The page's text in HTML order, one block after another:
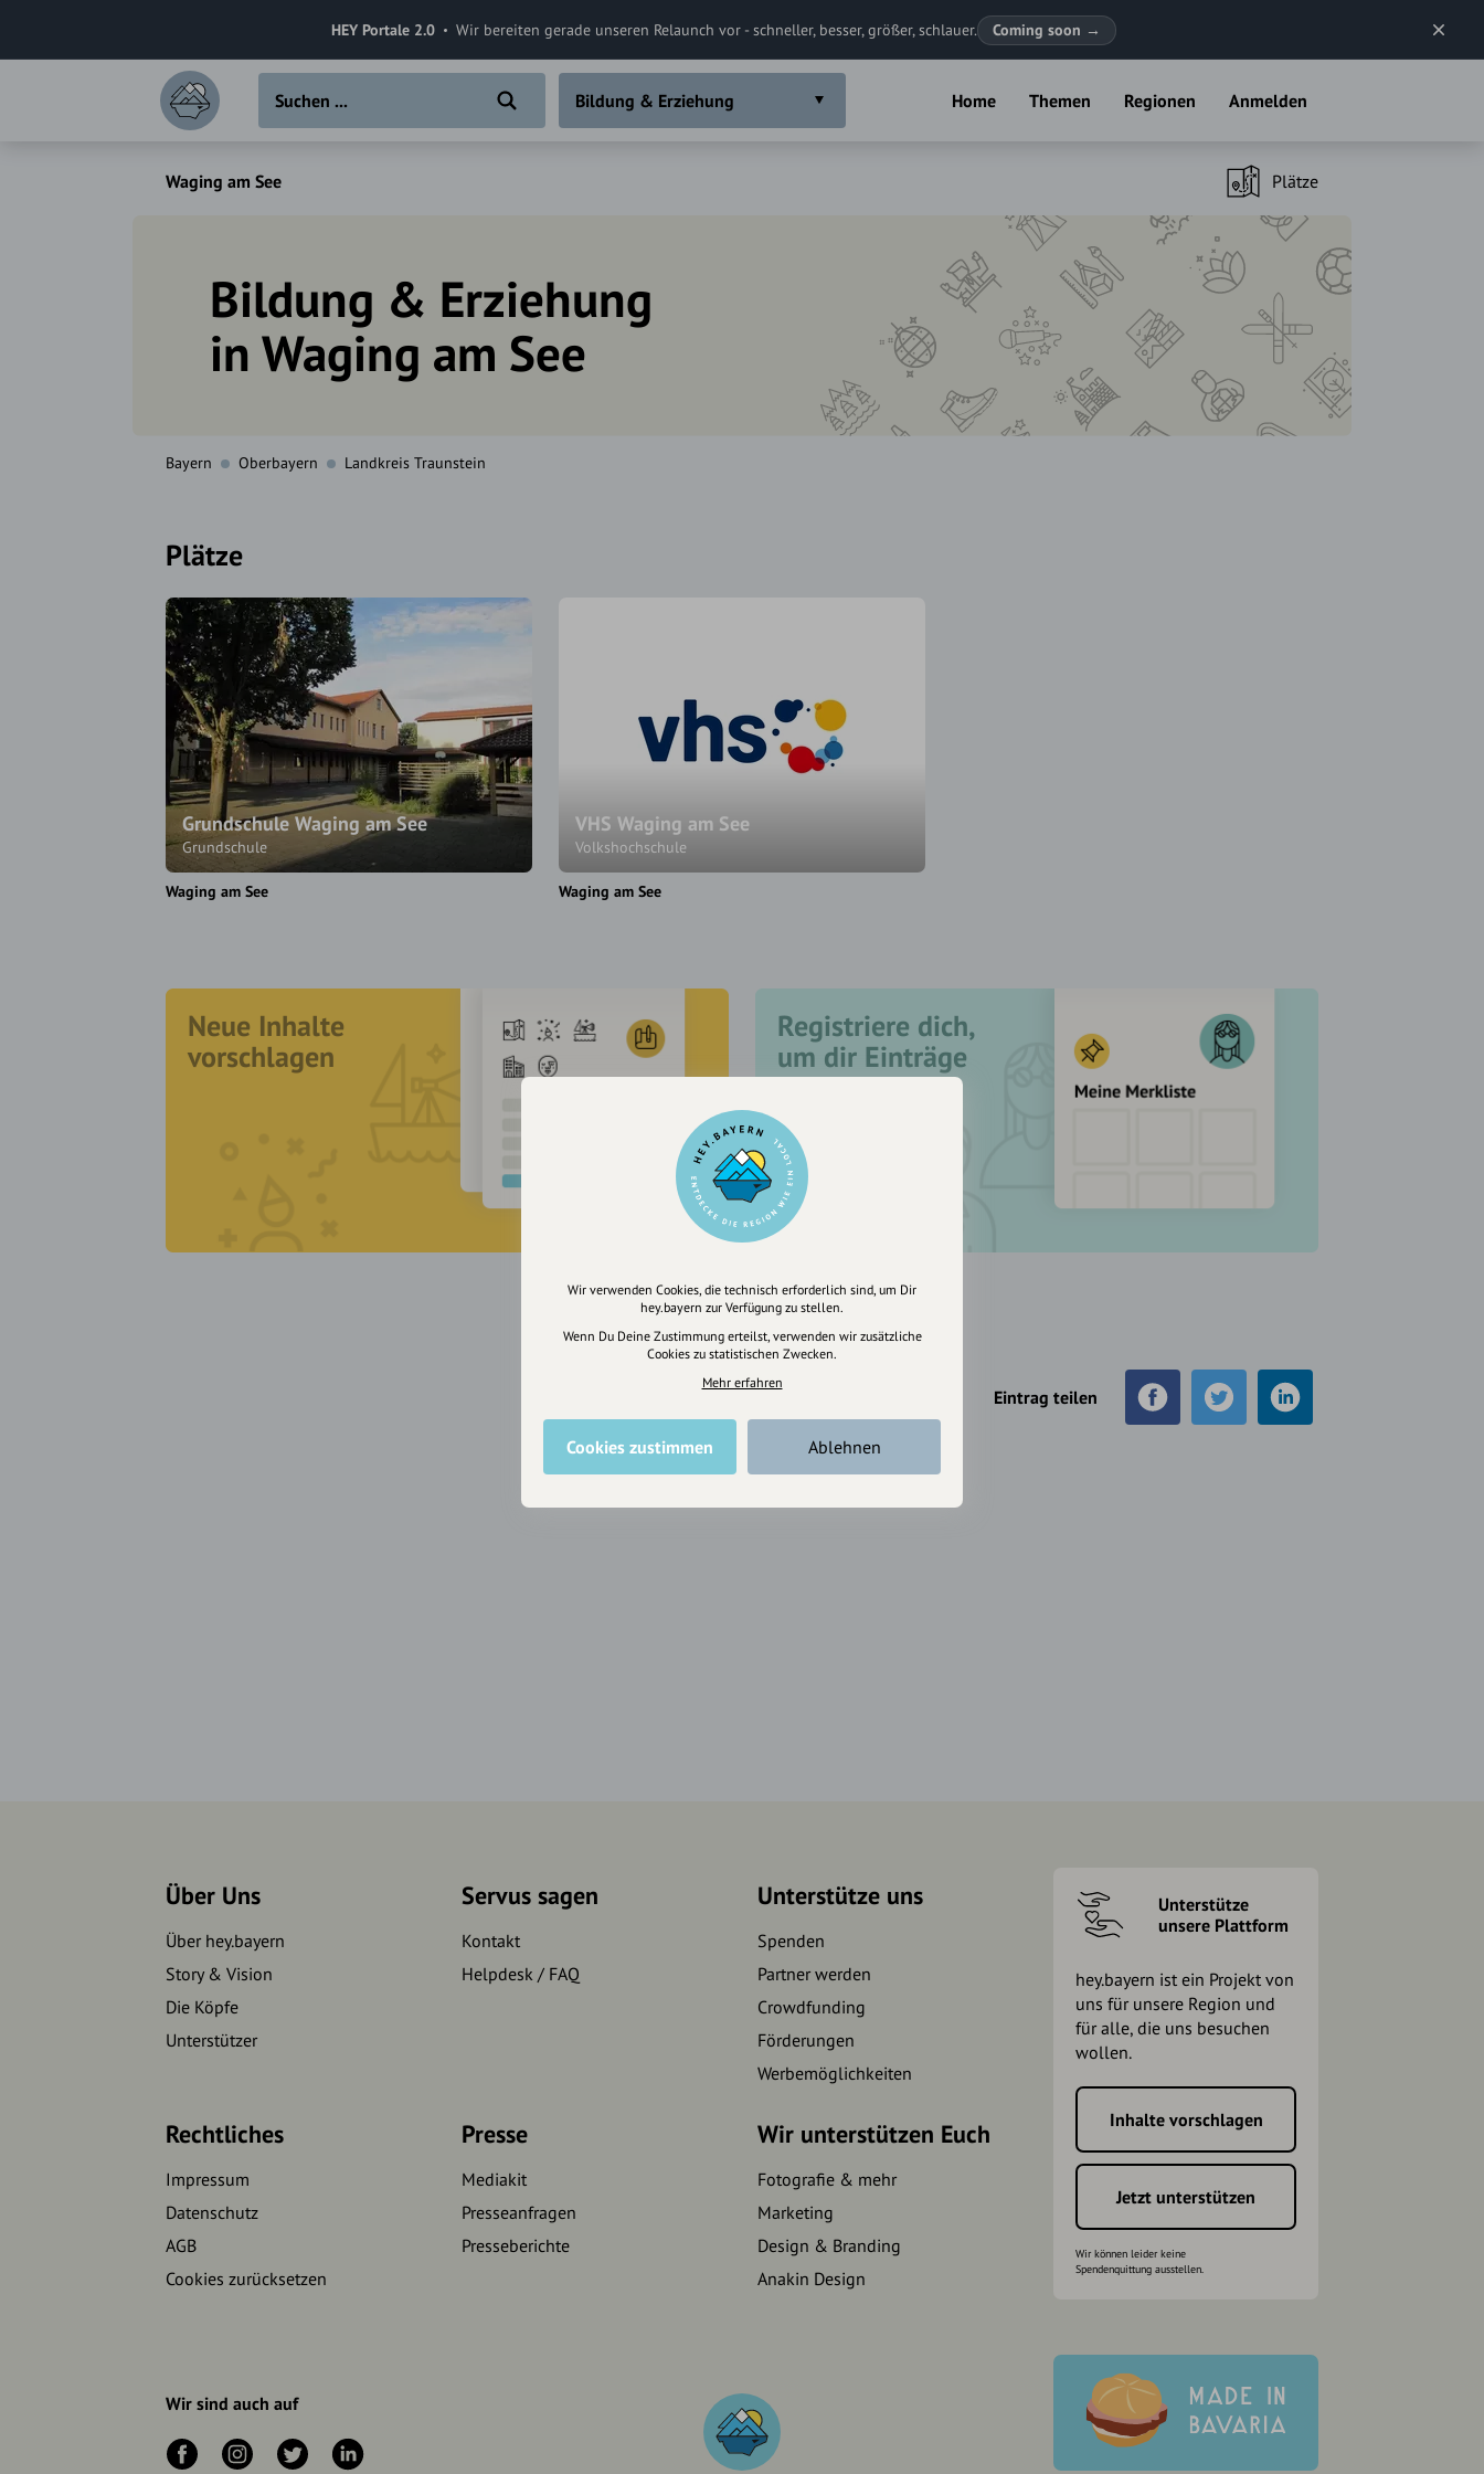
HEY Portale 2.0 Wir bereiten gerade unseren Relaunch vor - schneller, besser, größer, schlauer. Coming soon →
Home Themen Regionen Anmelden
Bildung & Erziehung
Waging am See Plätze
Bildung & Erziehung
in Waging am See
Bayern Oberbayern Landkreis Traunstein
Plätze
Grundschule Waging am See
Grundschule
Waging am See
VHS Waging am See
Volkshochschule
Waging am See
Neue Inhalte
vorschlagen
Registriere dich,
um dir Einträge
zu merken
Eintrag teilen
Über Uns
Über hey.bayern
Story & Vision
Die Köpfe
Unterstützer
Servus sagen
Kontakt
Helpdesk / FAQ
Unterstütze uns
Spenden
Partner werden
Crowdfunding
Förderungen
Werbemöglichkeiten
Rechtliches
Impressum
Datenschutz
AGB
Cookies zurücksetzen
Presse
Mediakit
Presseanfragen
Presseberichte
Wir unterstützen Euch
Fotografie & mehr
Marketing
Design & Branding
Anakin Design
Unterstütze
unsere Plattform
hey.bayern ist ein Projekt von
uns für unsere Region und
für alle, die uns besuchen
wollen.
Inhalte vorschlagen
Jetzt unterstützen
Wir können leider keine
Spendenquittung ausstellen.
Wir sind auch auf
Wir verwenden Cookies, die technisch erforderlich sind, um Dir
hey.bayern zur Verfügung zu stellen.
Wenn Du Deine Zustimmung erteilst, verwenden wir zusätzliche
Cookies zu statistischen Zwecken.
Mehr erfahren
Cookies zustimmen Ablehnen